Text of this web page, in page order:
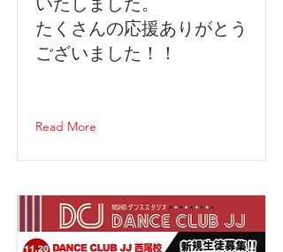
いたしました。
たくさんの応援ありがとう
ございました！！
Read More